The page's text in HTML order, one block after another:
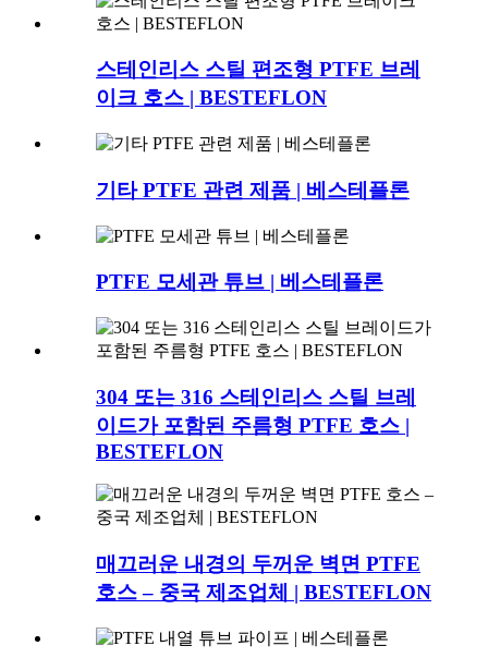
스테인리스 스틸 편조형 PTFE 브레
이크 호스 | BESTEFLON
기타 PTFE 관련 제품 | 베스테플론
PTFE 모세관 튜브 | 베스테플론
304 또는 316 스테인리스 스틸 브레
이드가 포함된 주름형 PTFE 호스 |
BESTEFLON
매끄러운 내경의 두꺼운 벽면 PTFE
호스 – 중국 제조업체 | BESTEFLON